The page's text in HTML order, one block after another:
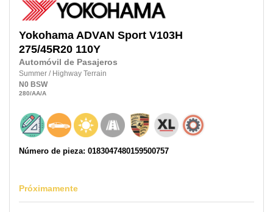
Yokohama ADVAN Sport V103H
275/45R20 110Y
Automóvil de Pasajeros
Summer / Highway Terrain
N0 BSW
280/AA/A
Número de pieza: 0183047480159500757
Próximamente